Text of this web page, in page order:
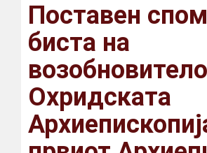
Поставен
биста на
Охридската